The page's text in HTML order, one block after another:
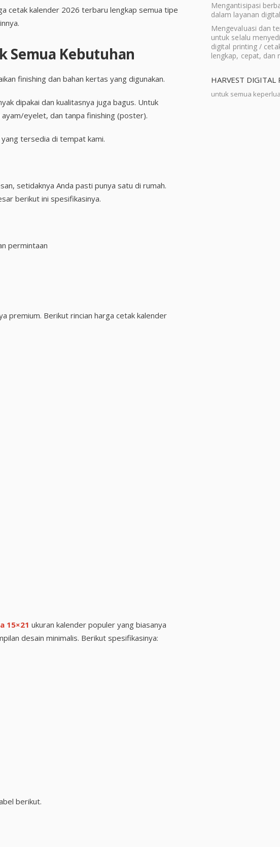
cetak kalender 2026 terbaru lengkap semua tipe
Semua Kebutuhan
finishing dan bahan kertas yang digunakan.
dipakai dan kualitasnya juga bagus. Untuk
eyelet, dan tanpa finishing (poster).
tersedia di tempat kami.
setidaknya Anda pasti punya satu di rumah.
berikut ini spesifikasinya.
permintaan
premium. Berikut rincian harga cetak kalender
15×21 ukuran kalender populer yang biasanya
desain minimalis. Berikut spesifikasinya:
berikut.
Mengantisipasi
dalam layanan
Mengevaluasi dan
untuk selalu
digital printing /
lengkap, cepat, dan
HARVEST DIGITAL
untuk semua